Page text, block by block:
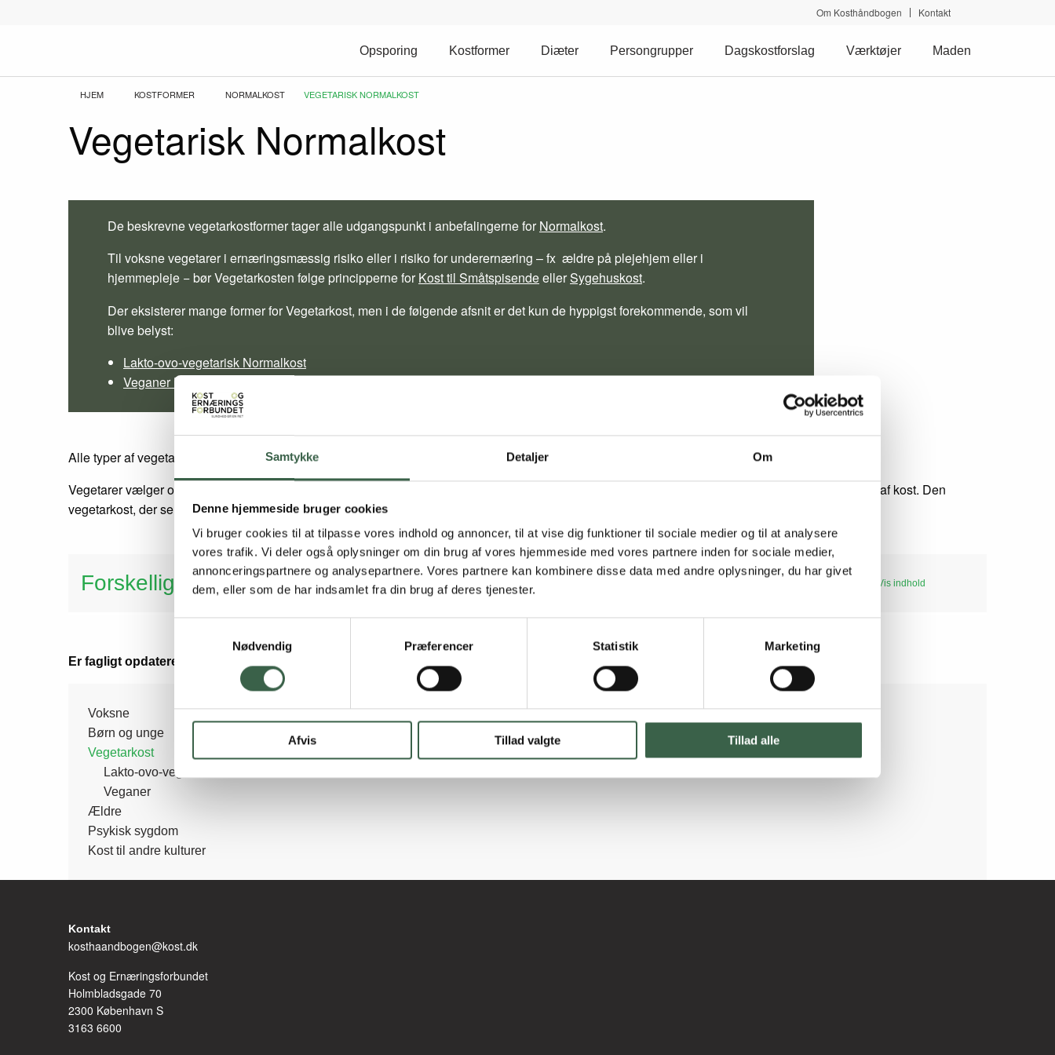
Samtykke Detaljer Om
Denne hjemmeside bruger cookies
Vi bruger cookies til at tilpasse vores indhold og annoncer, til at vise dig funktioner til sociale medier og til at analysere
vores trafik. Vi deler også oplysninger om din brug af vores hjemmeside med vores partnere inden for sociale medier,
annonceringspartnere og analysepartnere. Vores partnere kan kombinere disse data med andre oplysninger, du har givet
dem, eller som de har indsamlet fra din brug af deres tjenester.
Nødvendig
Præferencer Statistik Marketing
Afvis Tillad valgte Tillad alle
Om Kosthåndbogen Kontakt
Opsporing Kostformer Diæter Persongrupper Dagskostforslag Værktøjer Maden
Brødkrumme
HJEM KOSTFORMER NORMALKOST CURRENT:
VEGETARISK NORMALKOST
Vegetarisk Normalkost
De beskrevne vegetarkostformer tager alle udgangspunkt i anbefalingerne for Normalkost.
Til voksne vegetarer i ernæringsmæssig risiko eller i risiko for underernæring – fx ældre på plejehjem eller i
hjemmepleje − bør Vegetarkosten følge principperne for Kost til SmåtspisendeellerSygehuskost.
Der eksisterer mange former for Vegetarkost, men i de følgende afsnit er det kun de hyppigst forekommende, som vil
blive belyst:
Lakto-ovo-vegetarisk Normalkost
Veganer Normalkost
Alle typer af vegetarkost har det til fælles, at de i større eller mindre grad udelukker animalske produkter fra kosten.
Vegetarer vælger oftest deres livsstil af etiske årsager og hensyn til dyrevelfærd, men også sundhed og miljø spiller en vigtig rolle i vegetarers valg af kost. Den
vegetarkost, der serveres i offentligt regi, skal følge de officielle retningslinjer med hensyn til indhold af næringsstoffer.
Forskellige former for vegetarkost Vis indhold
Er fagligt opdateret i 2016
Side
menu
Voksne
Børn og unge
Vegetarkost
Lakto-ovo-vegetarisk
Veganer
Ældre
Psykisk sygdom
Kost til andre kulturer
Kontakt
kosthaandbogen@kost.dk
Kost og Ernæringsforbundet
Holmbladsgade 70
2300 København S
3163 6600